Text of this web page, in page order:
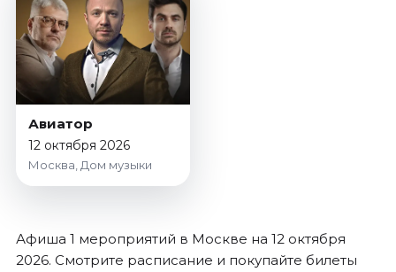
Январь 2027
Стендап
Август 2026
Сентябрь 2026
Ноябрь 2026
Декабрь 2026
Сентябрь 2026
Авиатор
12 октября 2026
Москва, Дом музыки
Афиша 1 мероприятий в Москве на 12 октября
2026. Смотрите расписание и покупайте билеты